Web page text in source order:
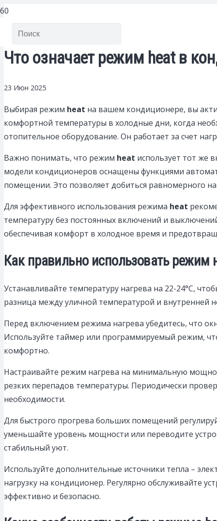
Что означает режим heat в
23 Июн 2025
Выбирая режим heat на вашем кондиционере, вы
комфортной температуры в холодные дни, когда
отопительное оборудование. Он работает за счет
Важно понимать, что режим heat использует тот же
модели кондиционеров оснащены функциями
помещении. Это позволяет добиться равномерного
Для эффективного использования режима heat
температуру без постоянных включений и
обеспечивая комфорт в холодное время и
Как правильно использовать
Устанавливайте температуру нагрева на 22-24°C,
разница между уличной температурой и внутренней
Перед включением режима нагрева убедитесь, что
Используйте таймер или программируемый режим,
комфортно.
Настраивайте режим нагрева на минимальную
резких перепадов температуры. Периодически
необходимости.
Для быстрого прогрева больших помещений
уменьшайте уровень мощности или переводите
стабильный уют.
Используйте дополнительные источники тепла –
нагрузку на кондиционер. Регулярно обслуживайте
эффективно и безопасно.